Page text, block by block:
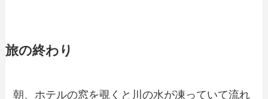
旅の終わり
朝、ホテルの窓を覗くと川の水が凍っていて流れ